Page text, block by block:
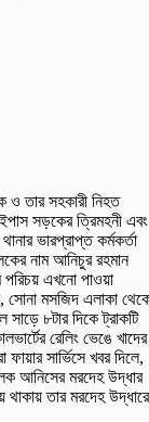
ও তার সহকারী নিহত
সড়কের ত্রিমহনী এবং
ভারপ্রাপ্ত কর্মকর্তা
নাম আনিচুর রহমান
পরিচয় এখনো পাওয়া
সোনা মসজিদ এলাকা
৮টার দিকে ট্রাকটি
রেলিং ভেঙে খাদের
সার্ভিসে খবর দিলে,
আনিসের মরদেহ উদ্ধার
তার মরদেহ